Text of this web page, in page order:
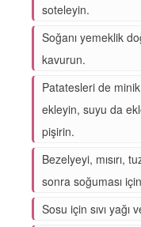
soteleyin.
Soğanı yemeklik
kavurun.
Patatesleri de
ekleyin, suyu da
pişirin.
Bezelyeyi, mısırı,
sonra soğuması
Sosu için sıvı yağı